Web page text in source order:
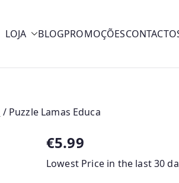
LOJA BLOGPROMOÇÕES
/ Puzzle Lamas Educa
€5.99
Lowest Price in the last 30